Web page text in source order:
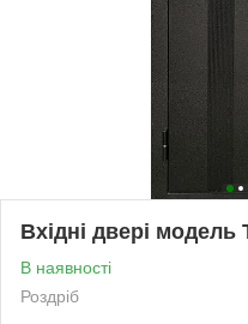
Вхідні двері
В наявності
Роздріб